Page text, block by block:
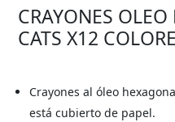
CRAYONES
CATS X12
Crayones al óleo
está cubierto de papel.